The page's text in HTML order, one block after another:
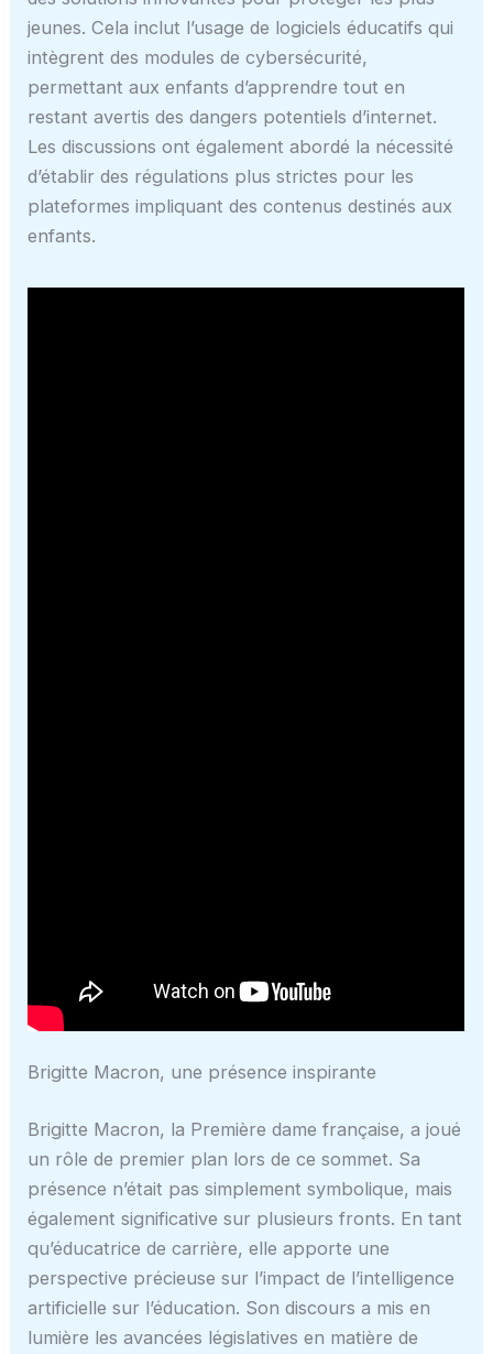
jeunes. Cela inclut l’usage de logiciels éducatifs qui
intègrent des modules de cybersécurité,
permettant aux enfants d’apprendre tout en
restant avertis des dangers potentiels d’internet.
Les discussions ont également abordé la nécessité
d’établir des régulations plus strictes pour les
plateformes impliquant des contenus destinés aux
enfants.
Brigitte Macron, une présence inspirante
Brigitte Macron, la Première dame française, a joué
un rôle de premier plan lors de ce sommet. Sa
présence n’était pas simplement symbolique, mais
également significative sur plusieurs fronts. En tant
qu’éducatrice de carrière, elle apporte une
perspective précieuse sur l’impact de l’intelligence
artificielle sur l’éducation. Son discours a mis en
lumière les avancées législatives en matière de